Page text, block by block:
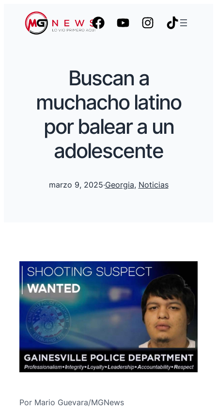
Buscan a
muchacho latino
por balear a un
adolescente
marzo 9, 2025·Georgia, Noticias
Por Mario Guevara/MGNews